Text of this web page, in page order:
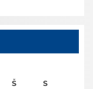
Š S